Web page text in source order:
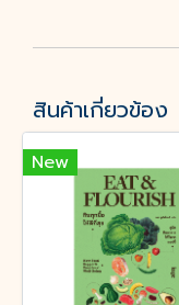
สินค้าเกี่ยวข้อง
New